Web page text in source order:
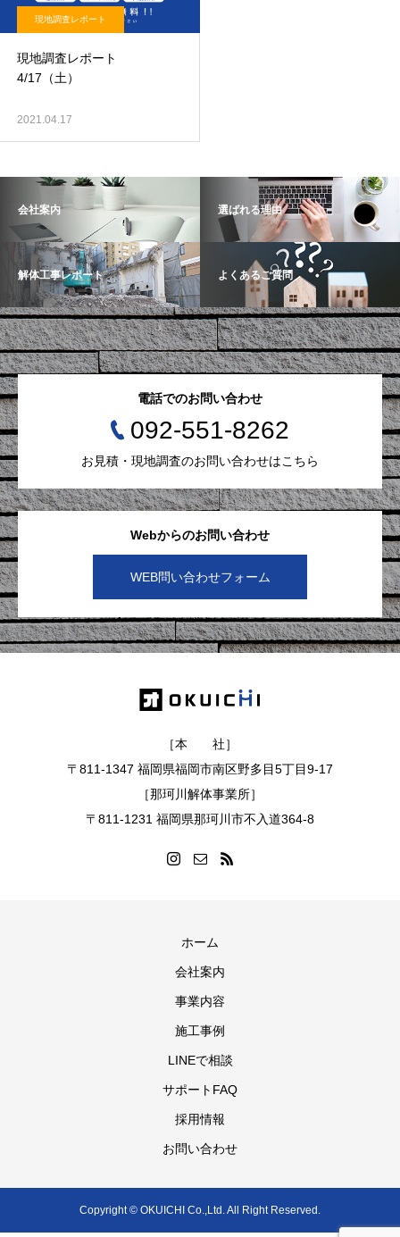
現地調査レポート
現地調査レポート
4/17（土）
2021.04.17
会社案内 選ばれる理由
解体工事レポート よくあるご質問
Webからのお問い合わせ
WEB問い合わせフォーム
電話でのお問い合わせ
092-551-8262
お見積・現地調査のお問い合わせはこちら
［本 社］
〒811-1347 福岡県福岡市南区野多目5丁目9-17
［那珂川解体事業所］
〒811-1231 福岡県那珂川市不入道364-8
ホーム
会社案内
事業内容
施工事例
LINEで相談
サポートFAQ
採用情報
お問い合わせ
Copyright © OKUICHI Co.,Ltd. All Right Reserved.